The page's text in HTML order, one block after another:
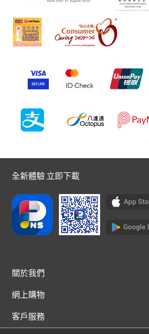
全新體驗 立即下載
關於我們
網上購物
客戶服務